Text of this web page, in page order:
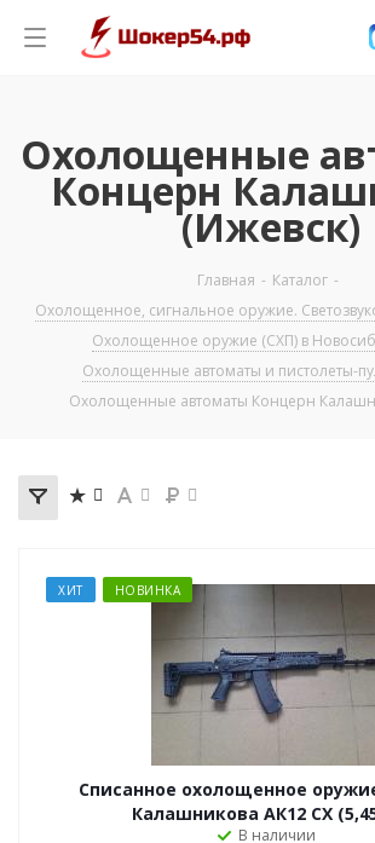
Охолощенные
Концерн
(Ижевск)
Главная - Каталог -
Охолощенное, сигнальное оружие.
Охолощенное оружие (СХП) в
Охолощенные автоматы и пистолеты-
Охолощенные автоматы Концерн
ХИТ НОВИНКА
Списанное охолощенное
Калашникова АК12 СХ
В наличии